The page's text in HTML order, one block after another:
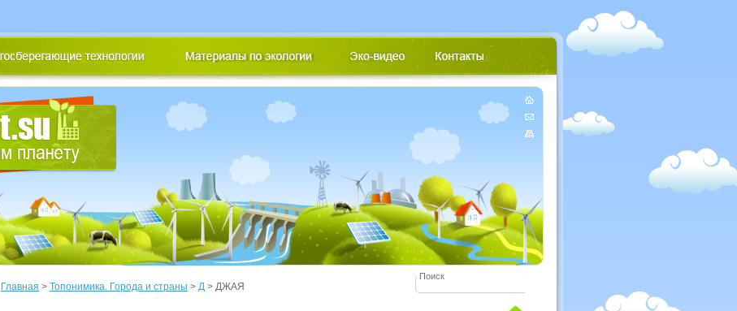
Главная > Топонимика. Города и страны > Д > ДЖАЯ